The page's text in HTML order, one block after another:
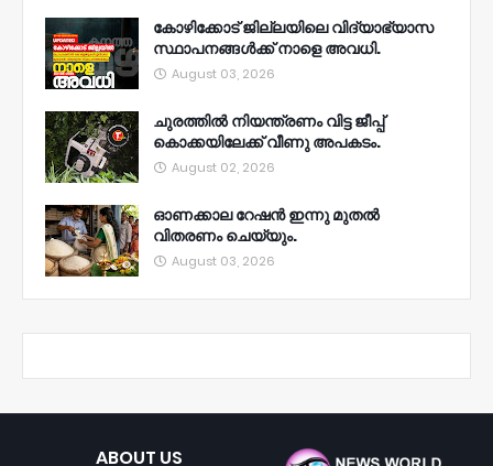
കോഴിക്കോട് ജില്ലയിലെ വിദ്യാഭ്യാസ
സ്ഥാപനങ്ങൾക്ക് നാളെ അവധി.
August 03, 2026
ചുരത്തിൽ നിയന്ത്രണം വിട്ട ജീപ്പ്
കൊക്കയിലേക്ക് വീണു അപകടം.
August 02, 2026
ഓണക്കാല റേഷൻ ഇന്നു മുതല്‍
വിതരണം ചെയ്യും.
August 03, 2026
ABOUT US